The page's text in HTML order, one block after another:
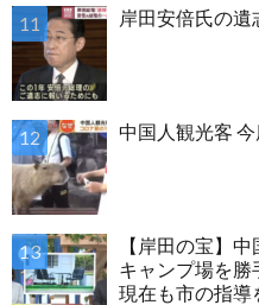
岸田安倍氏の遺
中国人観光客
【岸田の宝】
キャンプ場を
現在も市の指導